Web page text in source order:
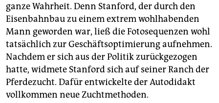
ganze Wahrheit. Denn Stanford, der durch den
Eisenbahnbau zu einem extrem wohlhabenden
Mann geworden war, ließ die Fotosequenzen wohl
tatsächlich zur Geschäftsoptimierung aufnehmen.
Nachdem er sich aus der Politik zurückgezogen
hatte, widmete Stanford sich auf seiner Ranch der
Pferdezucht. Dafür entwickelte der Autodidakt
vollkommen neue Zuchtmethoden.